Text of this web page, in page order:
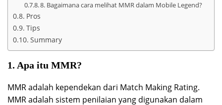
8. Bagaimana cara melihat MMR dalam Mobile Legend?
Pros
Tips
Summary
1. Apa itu MMR?
MMR adalah kependekan dari Match Making Rating.
MMR adalah sistem penilaian yang digunakan dalam